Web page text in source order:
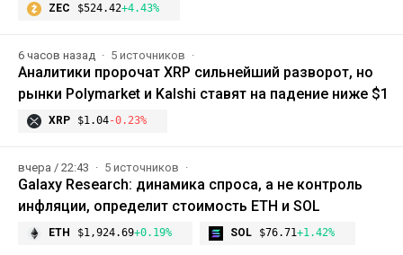
ZEC $524.42+4.43%
6 часов назад 5 источников
Аналитики пророчат XRP сильнейший разворот, но
рынки Polymarket и Kalshi ставят на падение ниже $1
XRP $1.04-0.23%
вчера / 22:43 5 источников
Galaxy Research: динамика спроса, а не контроль
инфляции, определит стоимость ETH и SOL
ETH $1,924.69+0.19% SOL $76.71+1.42%